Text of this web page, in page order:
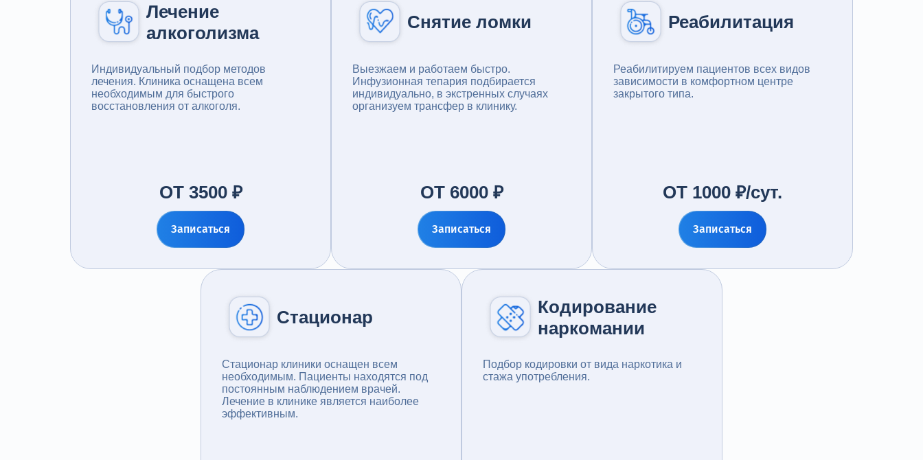
Лечение
алкоголизма
Индивидуальный подбор методов
лечения. Клиника оснащена всем
необходимым для быстрого
восстановления от алкоголя.
ОТ 3500 ₽
Записаться
Снятие ломки
Выезжаем и работаем быстро.
Инфузионная тепария подбирается
индивидуально, в экстренных случаях
организуем трансфер в клинику.
ОТ 6000 ₽
Записаться
Реабилитация
Реабилитируем пациентов всех видов
зависимости в комфортном центре
закрытого типа.
ОТ 1000 ₽/сут.
Записаться
Стационар
Стационар клиники оснащен всем
необходимым. Пациенты находятся под
постоянным наблюдением врачей.
Лечение в клинике является наиболее
эффективным.
Кодирование
наркомании
Подбор кодировки от вида наркотика и
стажа употребления.